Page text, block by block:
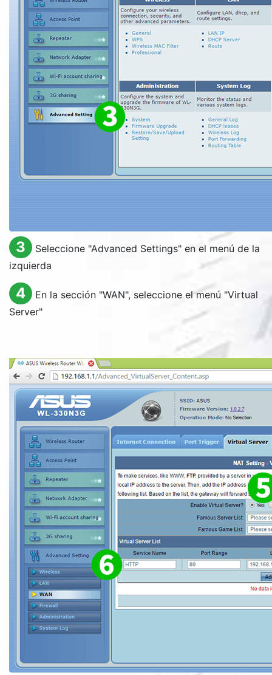
3 Seleccione "Advanced Settings" en el menú de la
izquierda
4 En la sección "WAN", seleccione el menú "Virtual
Server"